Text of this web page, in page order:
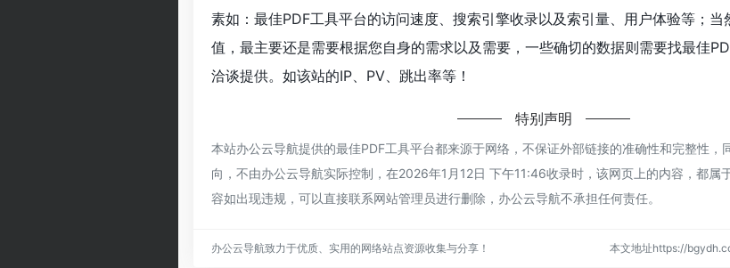
素如：最佳PDF工具平台的访问速度、搜索引擎收录以及索引量、用户体验等；当
值，最主要还是需要根据您自身的需求以及需要，一些确切的数据则需要找最佳
洽谈提供。如该站的IP、PV、跳出率等！
特别声明
本站办公云导航提供的最佳PDF工具平台都来源于网络，不保证外部链接的准确性和完整性，
向，不由办公云导航实际控制，在2026年1月12日 下午11:46收录时，该网页上的内容，都属
容如出现违规，可以直接联系网站管理员进行删除，办公云导航不承担任何责任。
办公云导航致力于优质、实用的网络站点资源收集与分享！ 本文地址https://